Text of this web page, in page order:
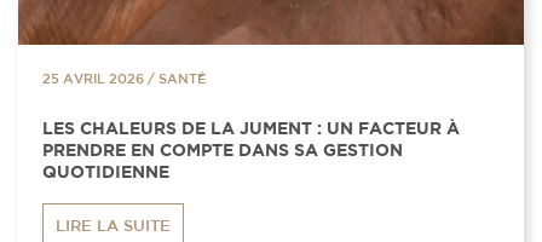
25 AVRIL 2026 / SANTÉ
LES CHALEURS DE LA JUMENT : UN FACTEUR À
PRENDRE EN COMPTE DANS SA GESTION
QUOTIDIENNE
LIRE LA SUITE